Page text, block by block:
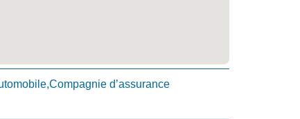
d’assurance